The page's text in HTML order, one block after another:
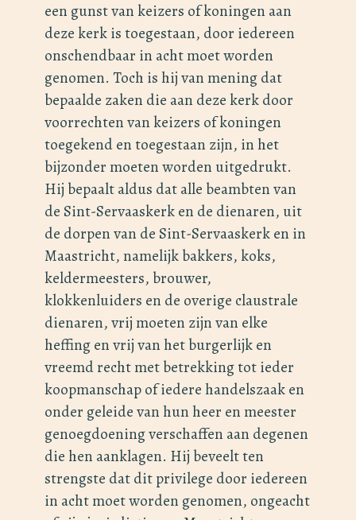
een gunst van keizers of koningen aan
deze kerk is toegestaan, door iedereen
onschendbaar in acht moet worden
genomen. Toch is hij van mening dat
bepaalde zaken die aan deze kerk door
voorrechten van keizers of koningen
toegekend en toegestaan zijn, in het
bijzonder moeten worden uitgedrukt.
Hij bepaalt aldus dat alle beambten van
de Sint-Servaaskerk en de dienaren, uit
de dorpen van de Sint-Servaaskerk en in
Maastricht, namelijk bakkers, koks,
keldermeesters, brouwer,
klokkenluiders en de overige claustrale
dienaren, vrij moeten zijn van elke
heffing en vrij van het burgerlijk en
vreemd recht met betrekking tot ieder
koopmanschap of iedere handelszaak en
onder geleide van hun heer en meester
genoegdoening verschaffen aan degenen
die hen aanklagen. Hij beveelt ten
strengste dat dit privilege door iedereen
in acht moet worden genomen, ongeacht